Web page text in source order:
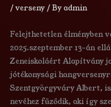
/ verseny/ By admin
Felejthetetlen élményben
2025.szeptember 13-án
Zeneiskoláért Alapítvány
jótékonysági
Szentgyörgyváry Albert,
nevéhez fűződik, aki így